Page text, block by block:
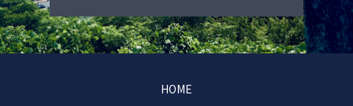
HOME